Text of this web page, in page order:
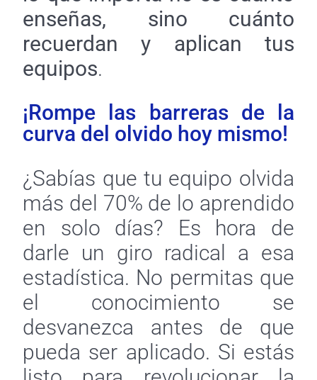
enseñas, sino cuánto
recuerdan y aplican tus
equipos.
¡Rompe las barreras de la
curva del olvido hoy mismo!
¿Sabías que tu equipo olvida
más del 70% de lo aprendido
en solo días? Es hora de
darle un giro radical a esa
estadística. No permitas que
el conocimiento se
desvanezca antes de que
pueda ser aplicado. Si estás